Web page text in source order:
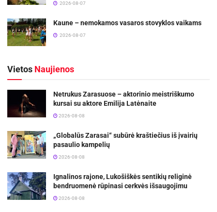
2026-08-07
Kaune – nemokamos vasaros stovyklos vaikams
2026-08-07
Vietos Naujienos
Netrukus Zarasuose – aktorinio meistriškumo
kursai su aktore Emilija Latėnaite
2026-08-08
„Globalūs Zarasai“ subūrė kraštiečius iš įvairių
pasaulio kampelių
2026-08-08
Ignalinos rajone, Lukošiškės sentikių religinė
bendruomenė rūpinasi cerkvės išsaugojimu
2026-08-08